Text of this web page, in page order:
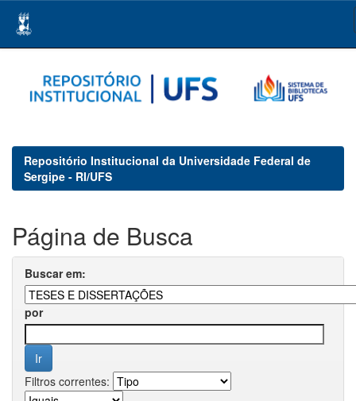
navigation
Repositório Institucional da Universidade Federal de
Sergipe - RI/UFS
Página de Busca
Buscar em:
por
Filtros correntes: